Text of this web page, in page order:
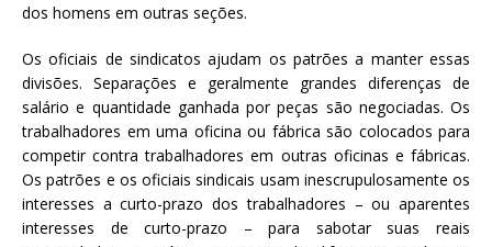
dos homens em outras seções.
Os oficiais de sindicatos ajudam os patrões a manter essas
divisões. Separações e geralmente grandes diferenças de
salário e quantidade ganhada por peças são negociadas. Os
trabalhadores em uma oficina ou fábrica são colocados para
competir contra trabalhadores em outras oficinas e fábricas.
Os patrões e os oficiais sindicais usam inescrupulosamente os
interesses a curto-prazo dos trabalhadores – ou aparentes
interesses de curto-prazo – para sabotar suas reais